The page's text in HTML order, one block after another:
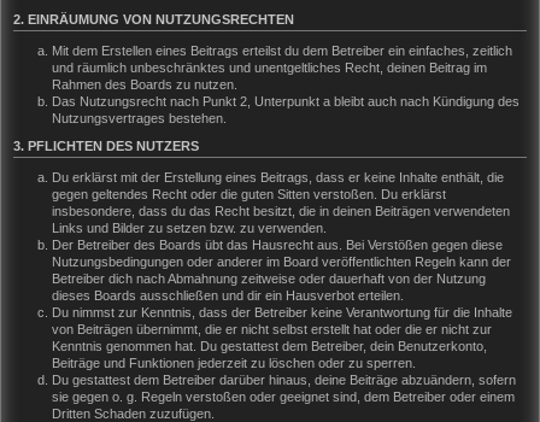
2. EINRÄUMUNG VON NUTZUNGSRECHTEN
Mit dem Erstellen eines Beitrags erteilst du dem Betreiber ein einfaches, zeitlich
und räumlich unbeschränktes und unentgeltliches Recht, deinen Beitrag im
Rahmen des Boards zu nutzen.
Das Nutzungsrecht nach Punkt 2, Unterpunkt a bleibt auch nach Kündigung des
Nutzungsvertrages bestehen.
3. PFLICHTEN DES NUTZERS
Du erklärst mit der Erstellung eines Beitrags, dass er keine Inhalte enthält, die
gegen geltendes Recht oder die guten Sitten verstoßen. Du erklärst
insbesondere, dass du das Recht besitzt, die in deinen Beiträgen verwendeten
Links und Bilder zu setzen bzw. zu verwenden.
Der Betreiber des Boards übt das Hausrecht aus. Bei Verstößen gegen diese
Nutzungsbedingungen oder anderer im Board veröffentlichten Regeln kann der
Betreiber dich nach Abmahnung zeitweise oder dauerhaft von der Nutzung
dieses Boards ausschließen und dir ein Hausverbot erteilen.
Du nimmst zur Kenntnis, dass der Betreiber keine Verantwortung für die Inhalte
von Beiträgen übernimmt, die er nicht selbst erstellt hat oder die er nicht zur
Kenntnis genommen hat. Du gestattest dem Betreiber, dein Benutzerkonto,
Beiträge und Funktionen jederzeit zu löschen oder zu sperren.
Du gestattest dem Betreiber darüber hinaus, deine Beiträge abzuändern, sofern
sie gegen o. g. Regeln verstoßen oder geeignet sind, dem Betreiber oder einem
Dritten Schaden zuzufügen.